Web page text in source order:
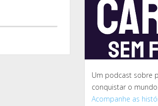
Um podcast sobre
conquistar o
Acompanhe as